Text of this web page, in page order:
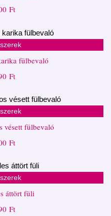
Ft
fülbevaló
Ft
vésett fülbevaló
Ft
áttört füli
Ft